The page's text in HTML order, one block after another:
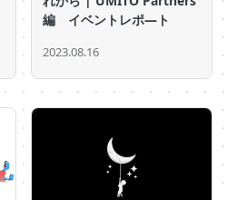
編 イベントレポ―ト
2023.08.16